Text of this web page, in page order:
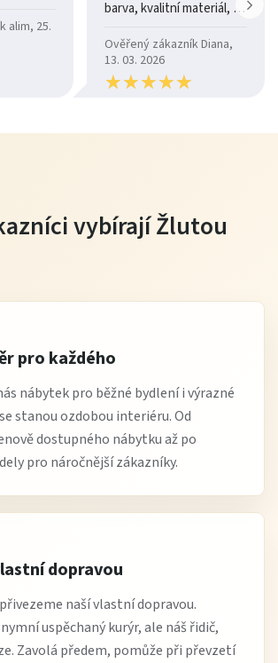
alim, 25.
barva, kvalitní materiál, a
Ověřený zákazník Diana,
13. 03. 2026
★★★★★
★★★★★
vybírají Žlutou
pro každého
nábytek pro běžné bydlení i výrazné
stanou ozdobou interiéru. Od
dostupného nábytku až po
pro náročnější zákazníky.
dopravou
naší vlastní dopravou.
uspěchaný kurýr, ale náš řidič,
Zavolá předem, pomůže při převzetí